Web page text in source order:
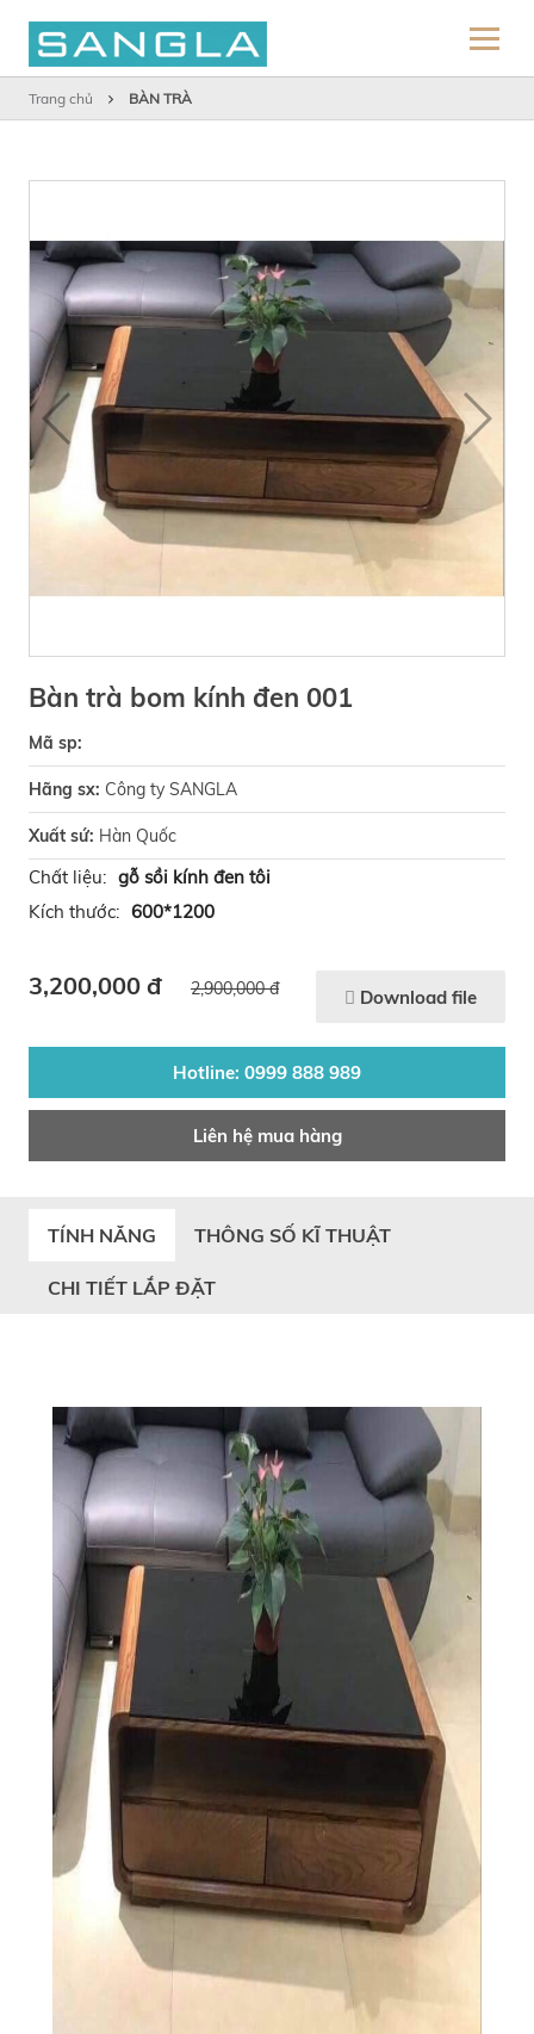
Trang chủ BÀN TRÀ
Bàn trà bom kính đen 001
Mã sp:
Hãng sx: Công ty SANGLA
Xuất sứ: Hàn Quốc
Chất liệu: gỗ sồi kính đen tôi
Kích thước: 600*1200
3,200,000 đ 2,900,000 đ Download file
Hotline: 0999 888 989
Liên hệ mua hàng
TÍNH NĂNG THÔNG SỐ KĨ THUẬT
CHI TIẾT LẮP ĐẶT